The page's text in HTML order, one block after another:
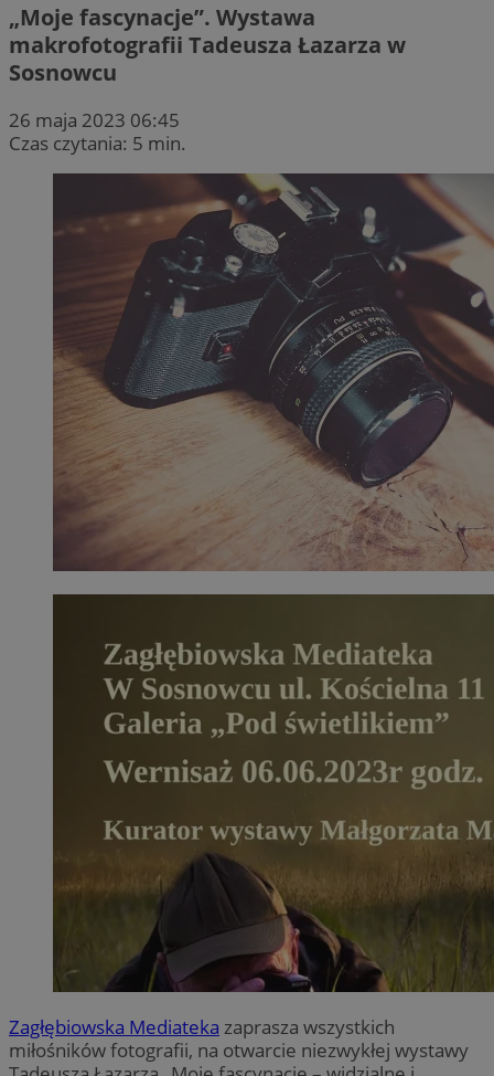
„Moje fascynacje”. Wystawa
makrofotografii Tadeusza Łazarza w
Sosnowcu
26 maja 2023 06:45
Czas czytania: 5 min.
Zagłębiowska Mediateka zaprasza wszystkich
miłośników fotografii, na otwarcie niezwykłej wystawy